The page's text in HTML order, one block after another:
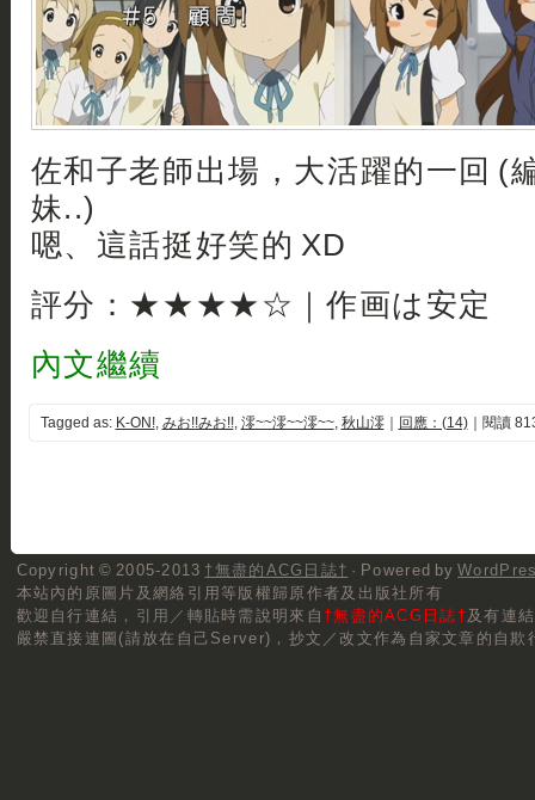
佐和子老師出場，大活躍的一回 (
妹..)
嗯、這話挺好笑的 XD
評分：★★★★☆｜作画は安定
內文繼續
Tagged as: K-ON!, みお!!みお!!, 澪~~澪~~澪~~, 秋山澪｜ 回應：(14)｜閱讀
Copyright © 2005-2013 †無盡的ACG日誌† · Powered by
本站內的原圖片及網絡引用等版權歸原作者及出版社所有
歡迎自行連結， 引用／轉貼時需說明來自 †無盡的ACG日誌†及有連
嚴禁直接連圖(請放在自己Server)，抄文／改文作為自家文章的自欺